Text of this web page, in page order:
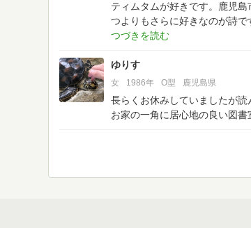
ティムタムが好きです。鹿児島
つよりもさらに好きなのが詩
ゆりす
女 1986年 O型 鹿児島県
長らくお休みしていましたが
お家の一角に居心地の良い図